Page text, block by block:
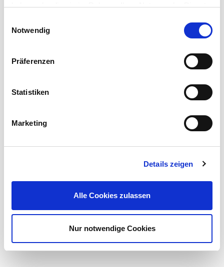
haben oder die sie im Rahmen Ihrer Nutzung der Dienste
Notwendig
Präferenzen
Statistiken
Marketing
Details zeigen
Alle Cookies zulassen
Nur notwendige Cookies
Entwickelt, um den vielfältigen Datenübertragungs-
Anforderungen der modernen Veranstaltungstechnik
Mehr erfahren